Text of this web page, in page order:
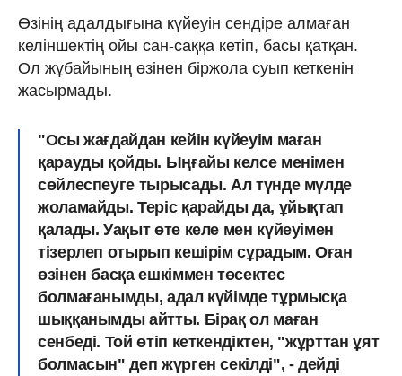
Өзінің адалдығына күйеуін сендіре алмаған
келіншектің ойы сан-саққа кетіп, басы қатқан.
Ол жұбайының өзінен біржола суып кеткенін
жасырмады.
"Осы жағдайдан кейін күйеуім маған
қарауды қойды. Ыңғайы келсе менімен
сөйлеспеуге тырысады. Ал түнде мүлде
жоламайды. Теріс қарайды да, ұйықтап
қалады. Уақыт өте келе мен күйеуімен
тізерлеп отырып кешірім сұрадым. Оған
өзінен басқа ешкіммен төсектес
болмағанымды, адал күйімде тұрмысқа
шыққанымды айтты. Бірақ ол маған
сенбеді. Той өтіп кеткендіктен, "жұрттан ұят
болмасын" деп жүрген секілді", - дейді